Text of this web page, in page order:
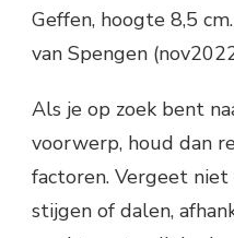
Geffen, hoogte 8,5
van Spengen
Als je op zoek bent
voorwerp, houd dan
factoren. Vergeet
stijgen of dalen,